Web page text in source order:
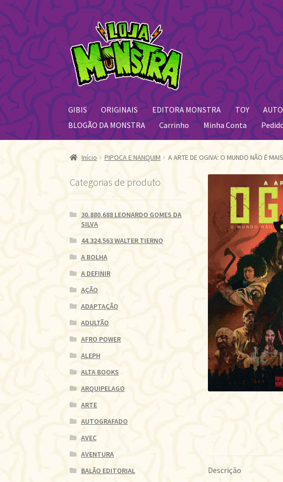
Pular
para
navegação
Pular
para
o
conteúdo
GIBIS ORIGINAIS EDITORA MONSTRA TOY
BLOGÃO DA MONSTRA
Carrinho Minha Conta
Início PIPOCA E NANQUIM A ARTE DE OGIVA: O MUNDO NÃO É
Descrição
Categorias de produto
30.880.688 LEONARDO GOMES DA
SILVA
44.324.563 WALTER TIERNO
A BOLHA
A DEFINIR
AÇÃO
ADAPTAÇÃO
ADULTÃO
AFRO POWER
ALEPH
ALTA BOOKS
ARQUIPELAGO
ARTE
AUTOGRAFADO
AVEC
AVENTURA
BALÃO EDITORIAL